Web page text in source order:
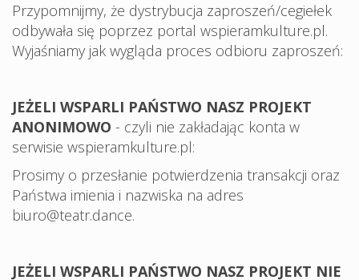
Przypomnijmy, że dystrybucja zaproszeń/cegiełek
odbywała się poprzez portal wspieramkulture.pl.
Wyjaśniamy jak wygląda proces odbioru zaproszeń:
JEŻELI WSPARLI PAŃSTWO NASZ PROJEKT
ANONIMOWO - czyli nie zakładając konta w
serwisie wspieramkulture.pl:
Prosimy o przesłanie potwierdzenia transakcji oraz
Państwa imienia i nazwiska na adres
biuro@teatr.dance.
JEŻELI WSPARLI PAŃSTWO NASZ PROJEKT NIE